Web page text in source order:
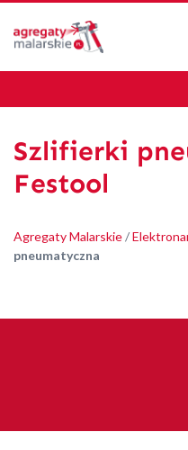
Szlifierki
Festool
Agregaty Malarskie/
pneumatyczna